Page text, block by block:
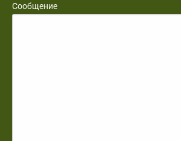
Сообщение